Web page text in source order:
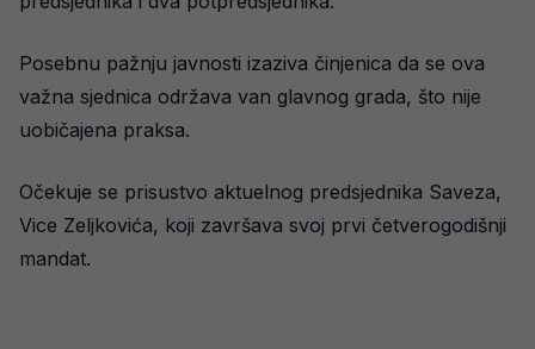
Posebnu pažnju javnosti izaziva činjenica da se ova
važna sjednica održava van glavnog grada, što nije
uobičajena praksa.
Očekuje se prisustvo aktuelnog predsjednika Saveza,
Vice Zeljkovića, koji završava svoj prvi četverogodišnji
mandat.